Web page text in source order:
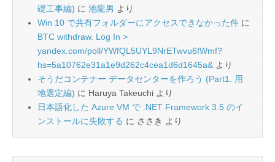
礎工事編) に 池龍男 より
Win 10 で共有フォルダーにアクセスできなかった件 に
BTC withdraw. Log In >
yandex.com/poll/YWfQL5UYL9NrETwvu6fWmf?
hs=5a10762e31a1e9d262c4cea1d6d1645a& より
そうだコンテナー データセンターを作ろう (Part1. 用
地選定編) に Haruya Takeuchi より
日本語化した Azure VM で .NET Framework 3.5 のイ
ンストールに失敗する に ささき より